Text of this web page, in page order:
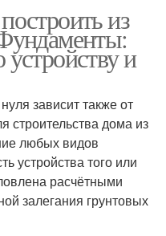
из
и
зависит также от
строительства дома из
любых видов
устройства того или
расчётными
залегания грунтовых